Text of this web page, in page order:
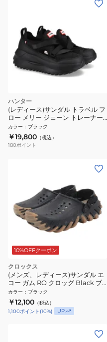
ハンター
(レディース)サンダル トラベル フ
ロー メリー ジェーン トレーナー
ブラック WFF3123MSH-BLK
カラー ： ブラック
￥19,800 （税込）
180ポイント
10%OFFクーポン
クロックス
(メンズ、レディース)サンダル エ
コー ガム RO クロッグ Black ブ
ラック211675-001 スポーツサン
ダル
カラー ： ブラック
￥12,100 （税込）
1,100ポイント (10%) UP